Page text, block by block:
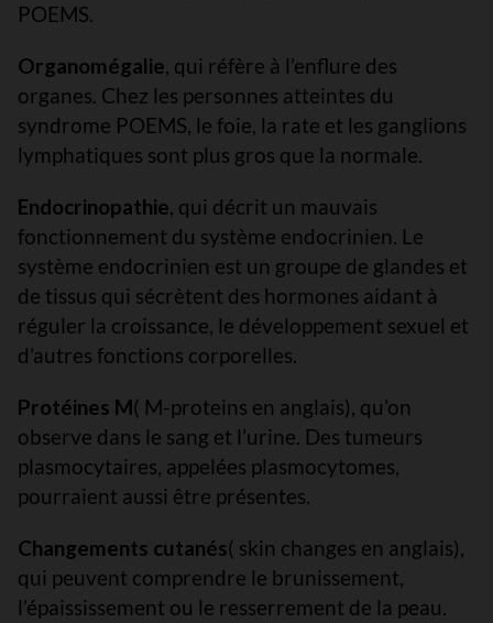
POEMS.
Organomégalie, qui réfère à l’enflure des
organes. Chez les personnes atteintes du
syndrome POEMS, le foie, la rate et les ganglions
lymphatiques sont plus gros que la normale.
Endocrinopathie, qui décrit un mauvais
fonctionnement du système endocrinien. Le
système endocrinien est un groupe de glandes et
de tissus qui sécrètent des hormones aidant à
réguler la croissance, le développement sexuel et
d’autres fonctions corporelles.
Protéines M( M-proteins en anglais), qu’on
observe dans le sang et l’urine. Des tumeurs
plasmocytaires, appelées plasmocytomes,
pourraient aussi être présentes.
Changements cutanés( skin changes en anglais),
qui peuvent comprendre le brunissement,
l’épaississement ou le resserrement de la peau.